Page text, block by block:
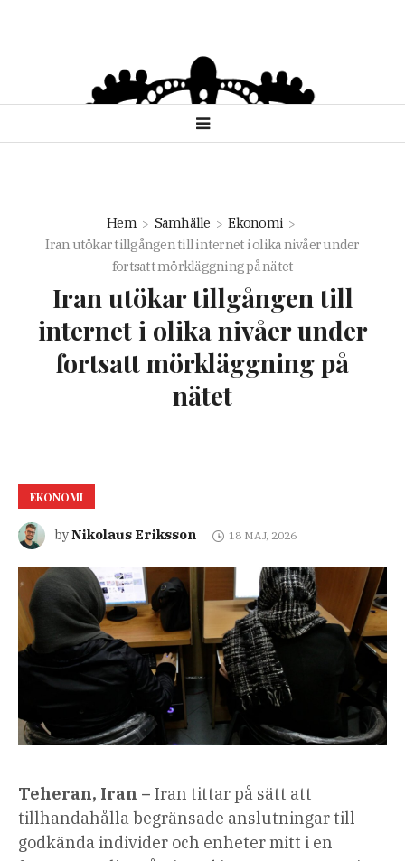
Hem Samhälle
Ekonomi
Iran utökar tillgången till internet i olika nivåer under
fortsatt mörkläggning på nätet
Iran utökar tillgången till
internet i olika nivåer under
fortsatt mörkläggning på
nätet
EKONOMI
byNikolaus Eriksson 18 MAJ, 2026
Teheran, Iran – Iran tittar på sätt att
tillhandahålla begränsade anslutningar till
godkända individer och enheter mitt i en